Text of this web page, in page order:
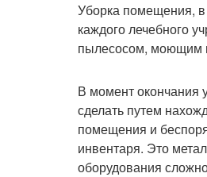
Уборка помещения, в
каждого лечебного
пылесосом, моющим
В момент окончания
сделать путем
помещения и
инвентаря. Это
оборудования